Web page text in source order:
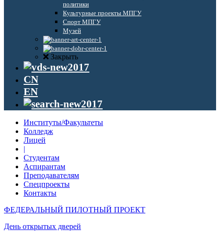
политики
Культурные проекты МПГУ
Спорт МПГУ
Музей
Закрыть
CN
EN
Институты/Факультеты
Колледж
Лицей
|
Студентам
Аспирантам
Преподавателям
Спецпроекты
Контакты
ФЕДЕРАЛЬНЫЙ ПИЛОТНЫЙ ПРОЕКТ
День открытых дверей